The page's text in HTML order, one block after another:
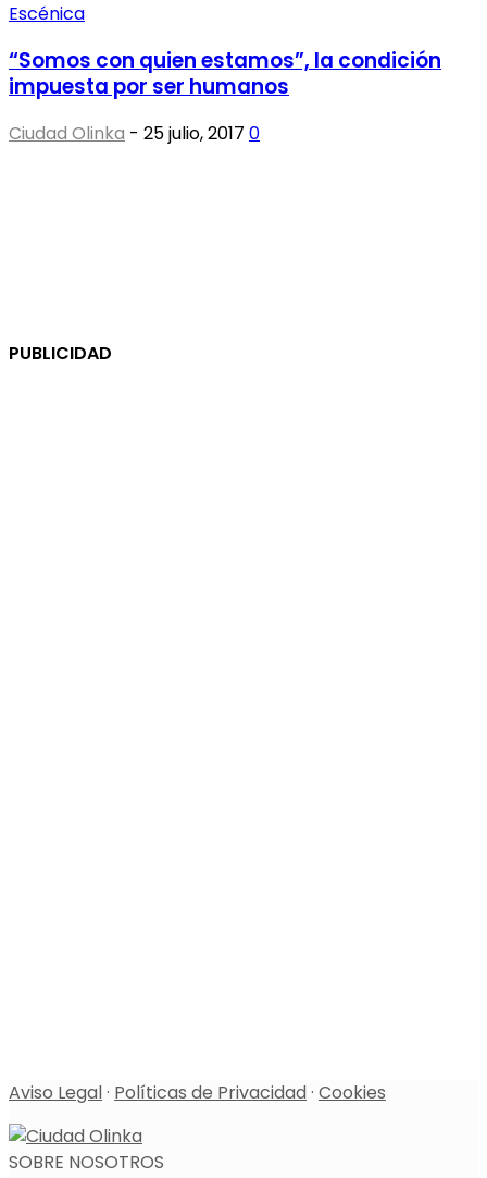
Escénica
“Somos con quien estamos”, la condición
impuesta por ser humanos
Ciudad Olinka - 25 julio, 2017 0
PUBLICIDAD
Aviso Legal· Políticas de Privacidad· Cookies
SOBRE NOSOTROS